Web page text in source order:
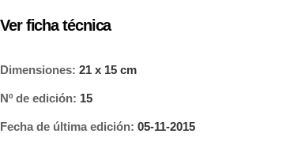
Ver ficha técnica
Dimensiones: 21 x 15 cm
Nº de edición: 15
Fecha de última edición: 05-11-2015